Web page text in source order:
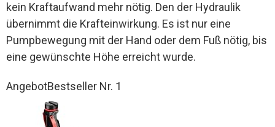
kein Kraftaufwand mehr nötig. Den der Hydraulik
übernimmt die Krafteinwirkung. Es ist nur eine
Pumpbewegung mit der Hand oder dem Fuß nötig, bis
eine gewünschte Höhe erreicht wurde.
AngebotBestseller Nr. 1